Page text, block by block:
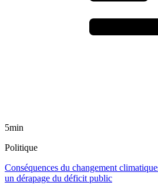
5min
Politique
Conséquences du changement
un dérapage du déficit public